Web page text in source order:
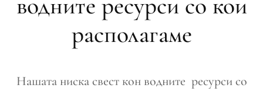
водните ресурси со кои
располагаме
Нашата ниска свест кон водните ресурси со